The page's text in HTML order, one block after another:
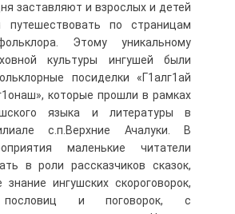
заставляют и взрослых и детей
путешествовать по страницам
Этому уникальному
культуры ингушей были
посиделки «Г1алг1ай
которые прошли в рамках
языка и литературы в
с.п.Верхние Ачалуки. В
маленькие читатели
в роли рассказчиков сказок,
знание ингушских скороговорок,
пословиц и поговорок, с